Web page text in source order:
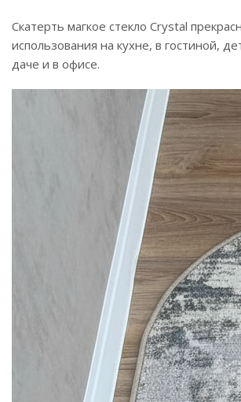
Скатерть магкое стекло Crystal
использования на кухне, в гостиной,
даче и в офисе.